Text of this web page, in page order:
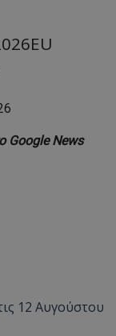
Google News
12 Αυγούστου